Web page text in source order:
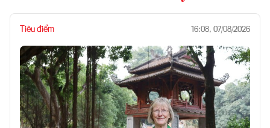
Tiêu điểm 16:08, 07/08/2026